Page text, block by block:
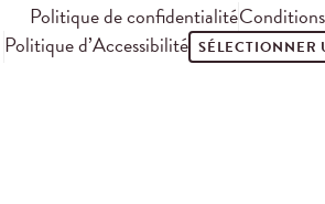
Politique de confidentialité
Politique d’Accessibilité SÉLECTIONNER